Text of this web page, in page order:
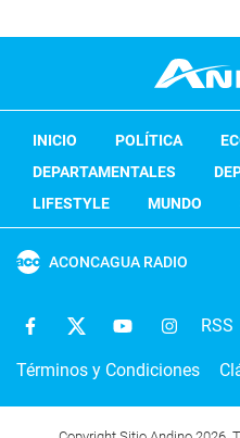
INICIO POLÍTICA
DEPARTAMENTALES
LIFESTYLE
MUNDO
ACONCAGUA RADIO
RSS
Términos y Condiciones